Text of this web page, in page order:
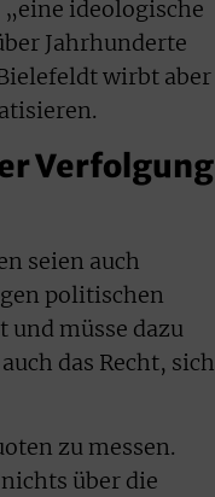
ideologische
Jahrhunderte
wirbt aber
Verfolgung
seien auch
politischen
müsse dazu
das Recht, sich
zu messen.
über die